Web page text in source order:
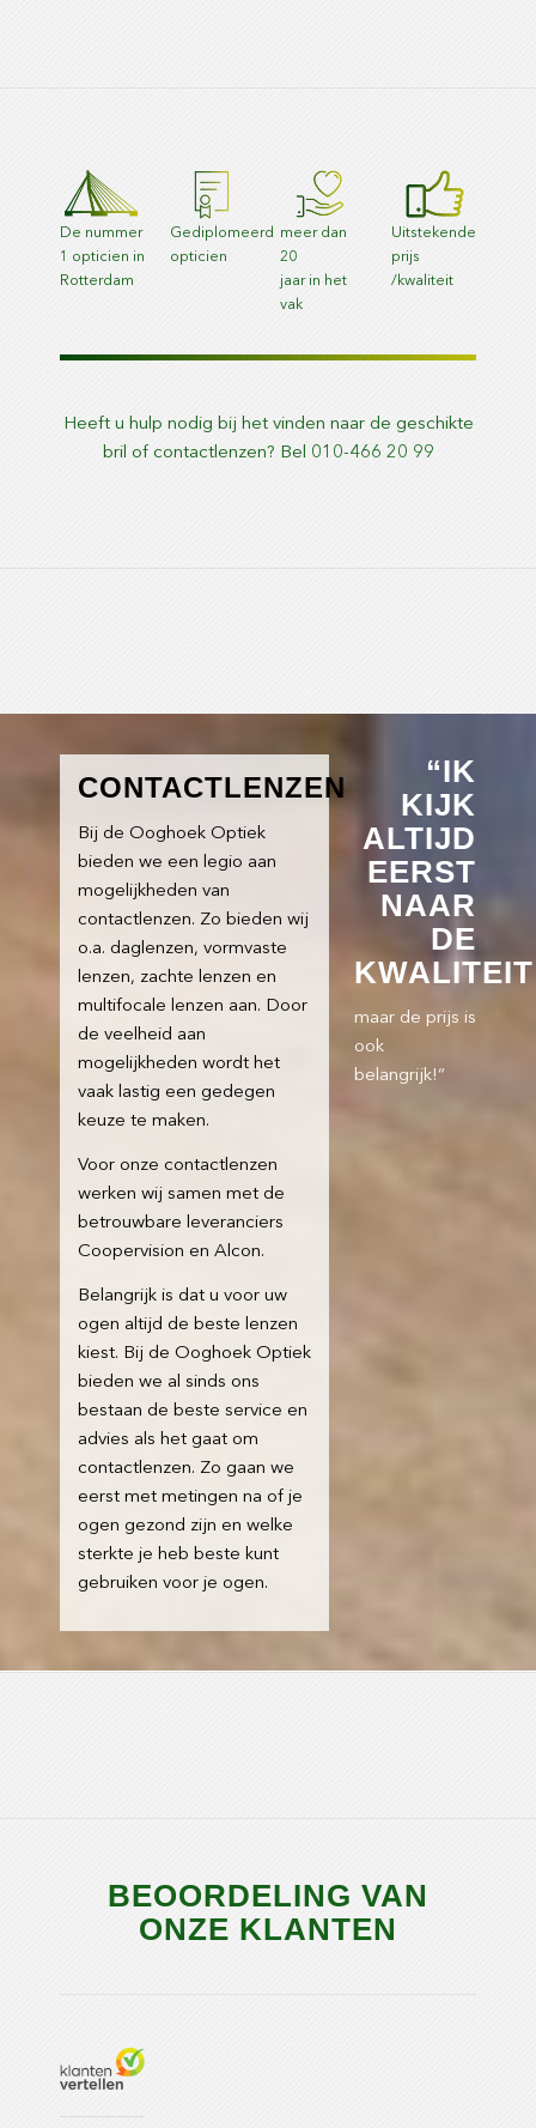
De nummer
1 opticien in
Rotterdam
Gediplomeerd
opticien
meer dan
20
jaar in het
vak
Uitstekende
prijs
/kwaliteit
Heeft u hulp nodig bij het vinden naar de geschikte
bril of contactlenzen? Bel 010-466 20 99
CONTACTLENZEN
Bij de Ooghoek Optiek
bieden we een legio aan
mogelijkheden van
contactlenzen. Zo bieden wij
o.a. daglenzen, vormvaste
lenzen, zachte lenzen en
multifocale lenzen aan. Door
de veelheid aan
mogelijkheden wordt het
vaak lastig een gedegen
keuze te maken.
Voor onze contactlenzen
werken wij samen met de
betrouwbare leveranciers
Coopervision en Alcon.
Belangrijk is dat u voor uw
ogen altijd de beste lenzen
kiest. Bij de Ooghoek Optiek
bieden we al sinds ons
bestaan de beste service en
advies als het gaat om
contactlenzen. Zo gaan we
eerst met metingen na of je
ogen gezond zijn en welke
sterkte je heb beste kunt
gebruiken voor je ogen.
“IK
KIJK
ALTIJD
EERST
NAAR
DE
KWALITEIT
maar de prijs is
ook
belangrijk!“
BEOORDELING VAN
ONZE KLANTEN